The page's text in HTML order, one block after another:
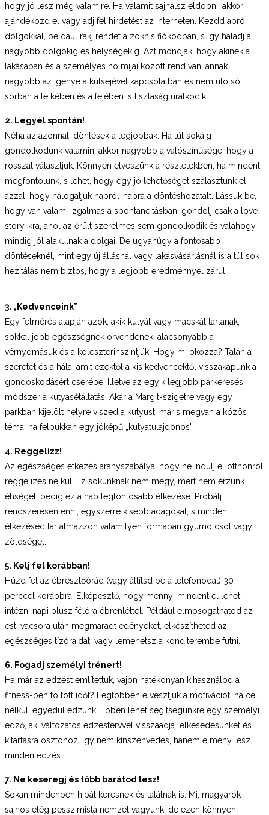
hogy jó lesz még valamire. Ha valamit sajnálsz eldobni, akkor
ajándékozd el vagy adj fel hirdetést az interneten. Kezdd apró
dolgokkal, például rakj rendet a zoknis fiókodban, s így haladj a
nagyobb dolgokig és helységekig. Azt mondják, hogy akinek a
lakásában és a személyes holmijai között rend van, annak
nagyobb az igénye a külsejével kapcsolatban és nem utolsó
sorban a lelkében és a fejében is tisztaság uralkodik.
2. Legyél spontán!
Néha az azonnali döntések a legjobbak. Ha túl sokáig
gondolkodunk valamin, akkor nagyobb a valószínűsége, hogy a
rosszat választjuk. Könnyen elveszünk a részletekben, ha mindent
megfontolunk, s lehet, hogy egy jó lehetőséget szalasztunk el
azzal, hogy halogatjuk napról-napra a döntéshozatalt. Lássuk be,
hogy van valami izgalmas a spontaneitásban, gondolj csak a love
story-kra, ahol az őrült szerelmes sem gondolkodik és valahogy
mindig jól alakulnak a dolgai. De ugyanúgy a fontosabb
döntéseknél, mint egy új állásnál vagy lakásvásárlásnál is a túl sok
hezitálás nem biztos, hogy a legjobb eredménnyel zárul.
3. „Kedvenceink”
Egy felmérés alapján azok, akik kutyát vagy macskát tartanak,
sokkal jobb egészségnek örvendenek, alacsonyabb a
vérnyomásuk és a koleszterinszintjük. Hogy mi okozza? Talán a
szeretet és a hála, amit ezektől a kis kedvencektől visszakapunk a
gondoskodásért cserébe. Illetve az egyik legjobb párkeresési
módszer a kutyasétáltatás. Akár a Margit-szigetre vagy egy
parkban kijelölt helyre viszed a kutyust, máris megvan a közös
téma, ha felbukkan egy jóképű „kutyatulajdonos”.
4. Reggelizz!
Az egészséges étkezés aranyszabálya, hogy ne indulj el otthonról
reggelizés nélkül. Ez sokunknak nem megy, mert nem érzünk
éhséget, pedig ez a nap legfontosabb étkezése. Próbálj
rendszeresen enni, egyszerre kisebb adagokat, s minden
étkezésed tartalmazzon valamilyen formában gyümölcsöt vagy
zöldséget.
5. Kelj fel korábban!
Húzd fel az ébresztőórád (vagy állítsd be a telefonodat) 30
perccel korábbra. Elképesztő, hogy mennyi mindent el lehet
intézni napi plusz félóra ébrenléttel. Például elmosogathatod az
esti vacsora után megmaradt edényeket, elkészítheted az
egészséges tízóraidat, vagy lemehetsz a konditerembe futni.
6. Fogadj személyi trénert!
Ha már az edzést említettük, vajon hatékonyan kihasználod a
fitness-ben töltött időt? Legtöbben elvesztjük a motivációt, ha cél
nélkül, egyedül edzünk. Ebben lehet segítségünkre egy személyi
edző, aki változatos edzéstervvel visszaadja lelkesedésünket és
kitartásra ösztönöz. Így nem kínszenvedés, hanem élmény lesz
minden edzés.
7. Ne keseregj és több barátod lesz!
Sokan mindenben hibát keresnek és találnak is. Mi, magyarok
sajnos elég pesszimista nemzet vagyunk, de ezen könnyen